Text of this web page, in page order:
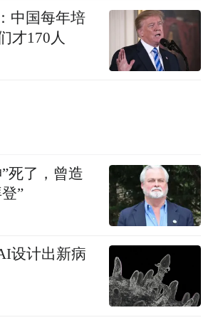
中国每年培
才170人
死了，曾造
”
设计出新病